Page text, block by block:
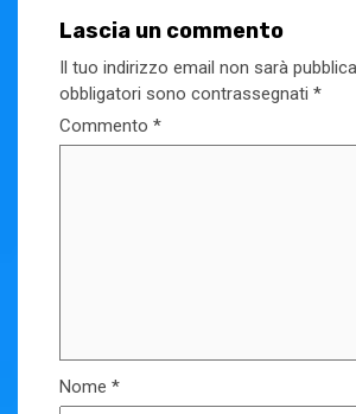
Lascia un commento
Il tuo indirizzo email non sarà
obbligatori sono contrassegnati *
Commento *
Nome *